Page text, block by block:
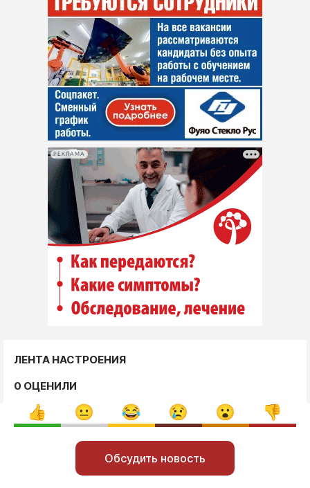
РЕКЛАМА
ЛЕНТА НАСТРОЕНИЯ
0 ОЦЕНИЛИ
Обсудить новость